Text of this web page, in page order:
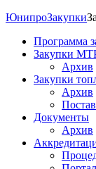
ЮнипроЗакупки
Программа
Закупки
Архив
Закупки
Архив
Документы
Архив